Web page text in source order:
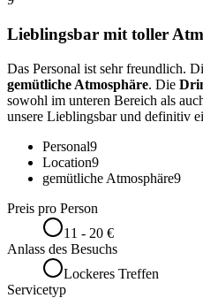
Lieblingsbar mit toller
Das Personal ist sehr freundlich.
gemütliche Atmosphäre. Die
sowohl im unteren Bereich als
unsere Lieblingsbar und definitiv
Personal9
Location9
gemütliche Atmosphäre9
Preis pro Person
11 - 20 €
Anlass des Besuchs
Lockeres Treffen
Servicetyp